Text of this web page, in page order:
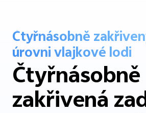
Čtyřnásobně
úrovni vlajkové lodi
Čtyřnásobně
zakřivená